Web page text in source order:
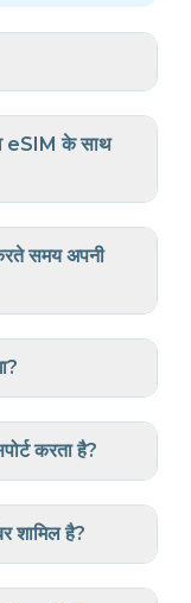
eSIM के साथ
समय अपनी
करता है?
शामिल है?